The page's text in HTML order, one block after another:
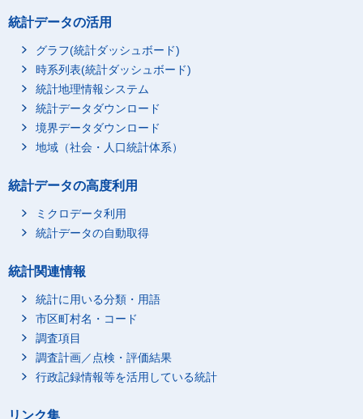
統計データの活用
グラフ(統計ダッシュボード)
時系列表(統計ダッシュボード)
統計地理情報システム
統計データダウンロード
境界データダウンロード
地域（社会・人口統計体系）
統計データの高度利用
ミクロデータ利用
統計データの自動取得
統計関連情報
統計に用いる分類・用語
市区町村名・コード
調査項目
調査計画／点検・評価結果
行政記録情報等を活用している統計
リンク集